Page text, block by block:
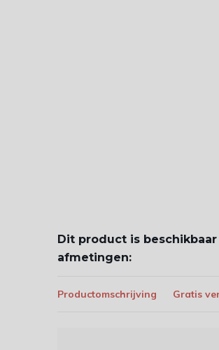
Dit product is
afmetingen:
Productomschrijving Gratis